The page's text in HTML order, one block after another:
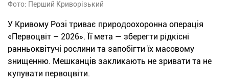
Фото: Перший Криворізький
У Кривому Розі триває природоохоронна операція
«Первоцвіт – 2026». Її мета — зберегти рідкісні
ранньоквітучі рослини та запобігти їх масовому
знищенню. Мешканців закликають не зривати та не
купувати первоцвіти.